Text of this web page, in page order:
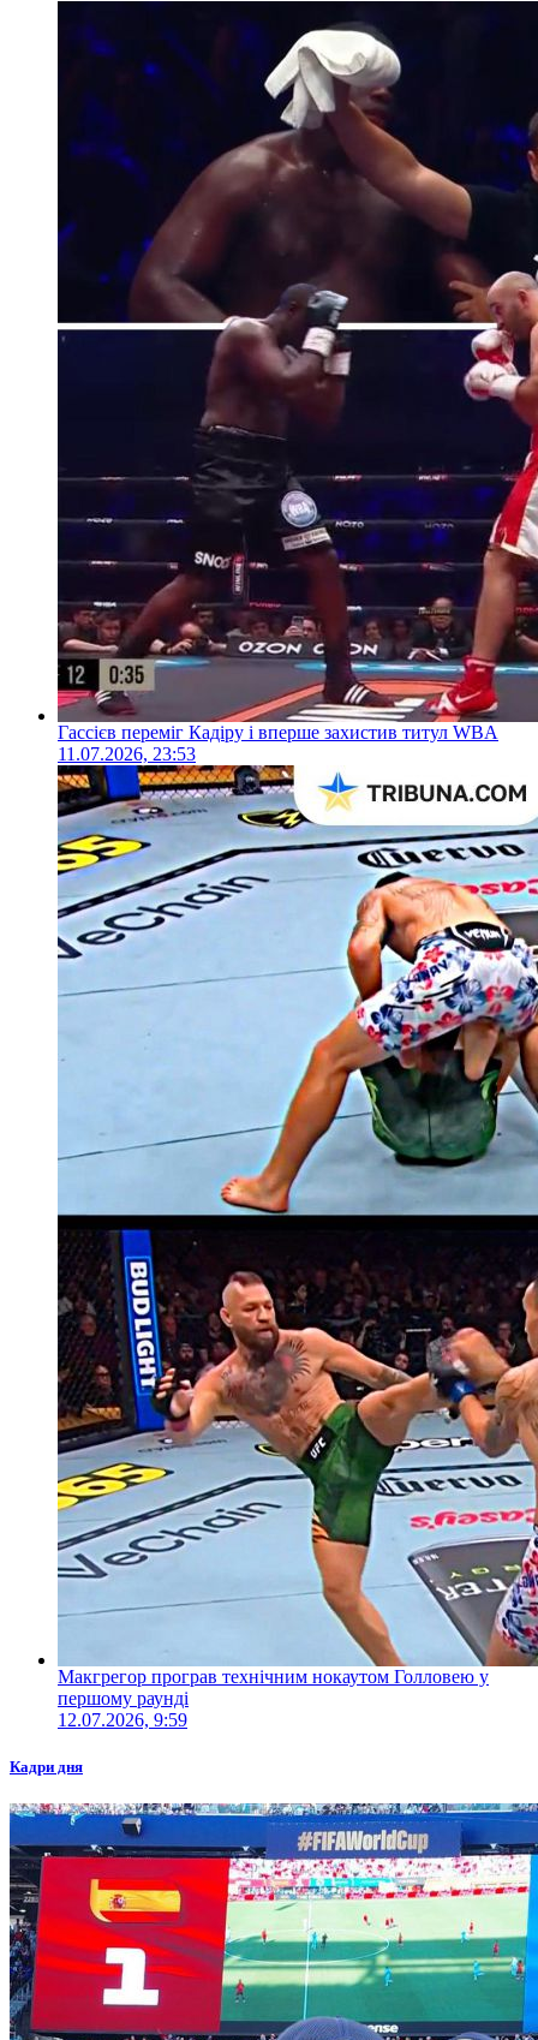
Гассієв переміг Кадіру і вперше захистив титул WBA
11.07.2026, 23:53
Макгрегор програв технічним нокаутом Голловею у
першому раунді
12.07.2026, 9:59
Кадри дня